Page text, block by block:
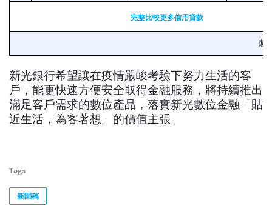
完整比較更多信用貸款
製
新光銀行希望讓在疫情嚴峻考驗下努力生活的客
戶，能更快速方便安全取得金融服務，將持續推出
滿足客戶需求的數位產品，落實新光數位金融「貼
近生活，為客著想」的價值主張。
Tags
新聞稿